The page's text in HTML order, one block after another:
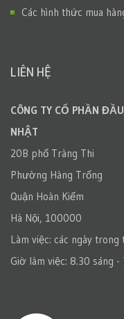
Các hình thức mua
LIÊN HỆ
CÔNG TY CỔ PHẦN
NHẬT
20B phố Tràng Thi
Phường Hàng Trống
Quận Hoàn Kiếm
Hà Nội, 100000
Làm việc: các ngày trong
Giờ làm việc: 8.30 sáng -